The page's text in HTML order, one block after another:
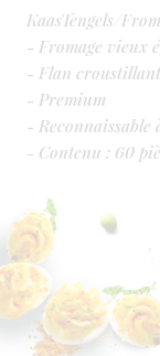
KaasTengels/
- Fromage vieux
- Flan croustillant
- Premium
-
- Contenu : 60